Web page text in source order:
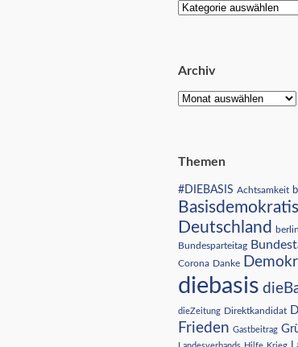
Archiv
Themen
#DIEBASIS Achtsamkeit
Deutschland
berlin
Bundesparteitag
Corona Danke
diebasis
dieZeitung Direktkandidat
Frieden Gastbeitrag